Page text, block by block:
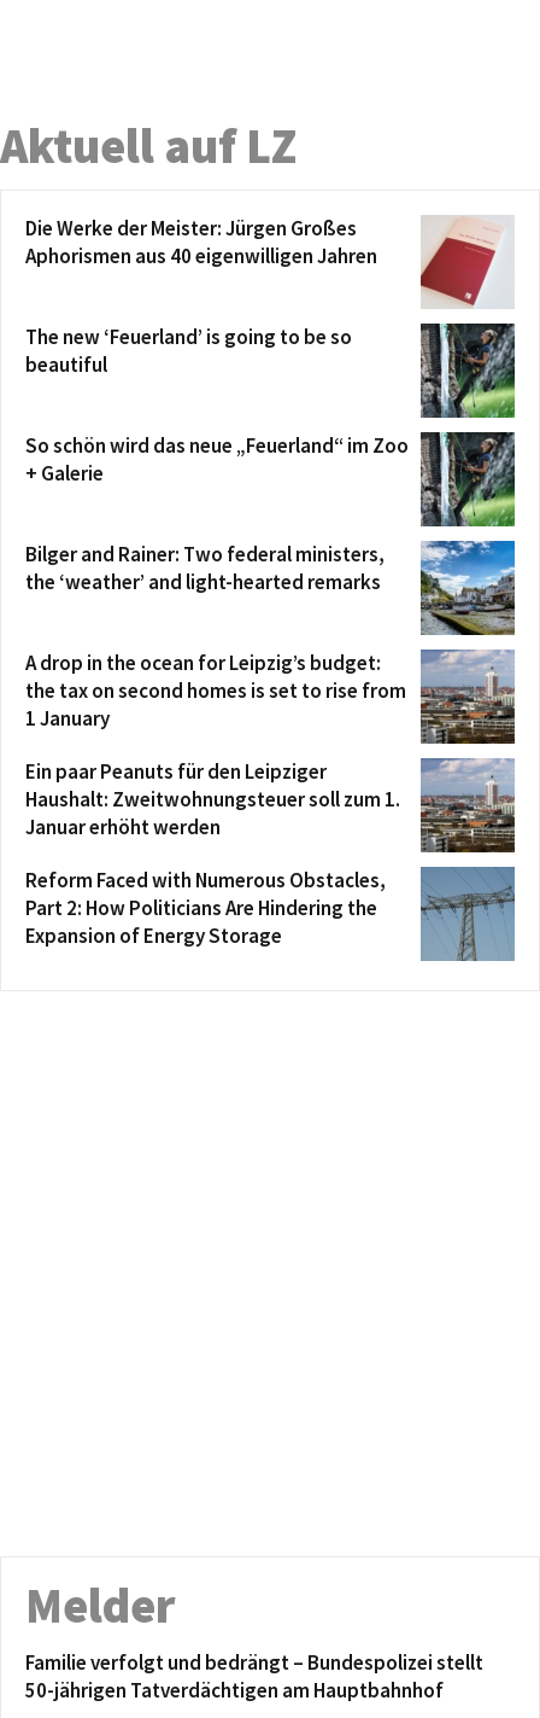
Aktuell auf LZ
Die Werke der Meister: Jürgen Großes
Aphorismen aus 40 eigenwilligen Jahren
The new ‘Feuerland’ is going to be so
beautiful
So schön wird das neue „Feuerland“ im Zoo
+ Galerie
Bilger and Rainer: Two federal ministers,
the ‘weather’ and light-hearted remarks
A drop in the ocean for Leipzig’s budget:
the tax on second homes is set to rise from
1 January
Ein paar Peanuts für den Leipziger
Haushalt: Zweitwohnungsteuer soll zum 1.
Januar erhöht werden
Reform Faced with Numerous Obstacles,
Part 2: How Politicians Are Hindering the
Expansion of Energy Storage
Melder
Familie verfolgt und bedrängt – Bundespolizei stellt
50-jährigen Tatverdächtigen am Hauptbahnhof